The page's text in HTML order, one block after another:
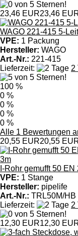
23,46 EUR23,46
WAGO 221-415 5-
VPE: 1 Packung
Hersteller: WAGO
Art.-Nr.: 221-415
Lieferzeit:
2
100 %
0 %
0 %
0 %
0 %
Alle 1 Bewertungen
20,55 EUR20,55
I-Rohr gemufft 50
VPE: 1 Stange
Hersteller: pipelife
Art.-Nr.: TRL50M/HB
Lieferzeit:
2
12,30 EUR12,30